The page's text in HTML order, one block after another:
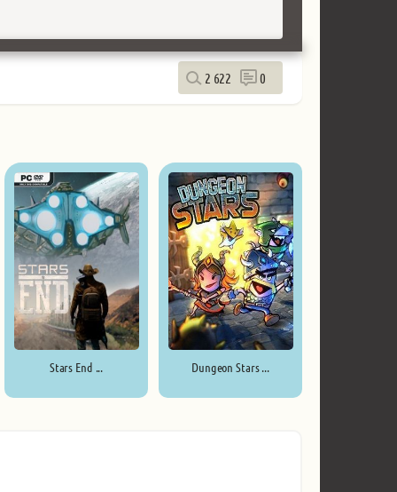
2 622 0
Stars End ... Dungeon Stars ...